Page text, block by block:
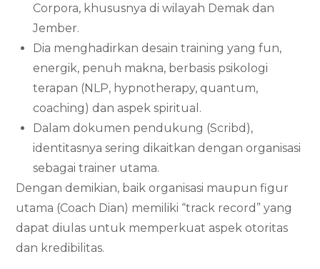
Corpora, khususnya di wilayah Demak dan
Jember.
Dia menghadirkan desain training yang fun,
energik, penuh makna, berbasis psikologi
terapan (NLP, hypnotherapy, quantum,
coaching) dan aspek spiritual.
Dalam dokumen pendukung (Scribd),
identitasnya sering dikaitkan dengan organisasi
sebagai trainer utama.
Dengan demikian, baik organisasi maupun figur
utama (Coach Dian) memiliki “track record” yang
dapat diulas untuk memperkuat aspek otoritas
dan kredibilitas.